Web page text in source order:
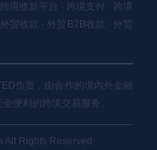
境收款平台 · 跨境支付 · 跨境
贸收款 · 外贸B2B收款 · 外贸
负责，由合作的境内外金融
便利的跨境交易服务。
Rights Reserved